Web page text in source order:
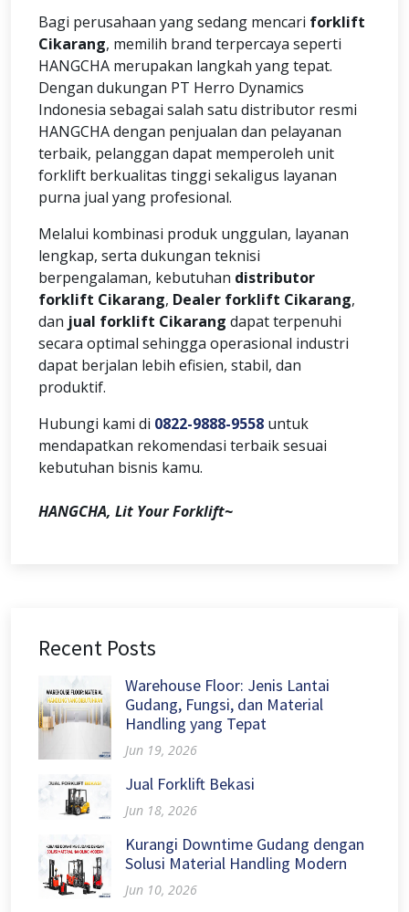
Bagi perusahaan yang sedang mencari forklift
Cikarang, memilih brand terpercaya seperti
HANGCHA merupakan langkah yang tepat.
Dengan dukungan PT Herro Dynamics
Indonesia sebagai salah satu distributor resmi
HANGCHA dengan penjualan dan pelayanan
terbaik, pelanggan dapat memperoleh unit
forklift berkualitas tinggi sekaligus layanan
purna jual yang profesional.
Melalui kombinasi produk unggulan, layanan
lengkap, serta dukungan teknisi
berpengalaman, kebutuhan distributor
forklift Cikarang, Dealer forklift Cikarang,
dan jual forklift Cikarang dapat terpenuhi
secara optimal sehingga operasional industri
dapat berjalan lebih efisien, stabil, dan
produktif.
Hubungi kami di 0822-9888-9558 untuk
mendapatkan rekomendasi terbaik sesuai
kebutuhan bisnis kamu.
HANGCHA, Lit Your Forklift~
Recent Posts
Warehouse Floor: Jenis Lantai
Gudang, Fungsi, dan Material
Handling yang Tepat
Jun 19, 2026
Jual Forklift Bekasi
Jun 18, 2026
Kurangi Downtime Gudang dengan
Solusi Material Handling Modern
Jun 10, 2026